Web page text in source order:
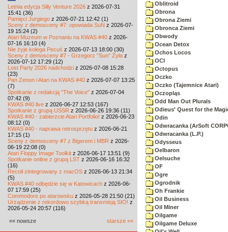
Letnia edycja Silly Venture 2026 z 2026-07-31
15:41 (36)
Pamięci Jurgiego z 2026-07-21 12:42 (1)
Sceny z demosceny #7: opowiada SuN z 2026-07-
19 15:24 (2)
Atari Muzeum w Poznaniu na KWAS #40 z 2026-
07-16 16:10 (4)
Nie żyje kolega Pecuś z 2026-07-13 18:00 (30)
Sceny z demosceny #7 - Grzegorz "Sun" Żyła z
2026-07-12 17:29 (12)
Lost Party 2026 nadchodzi z 2026-07-08 15:28
(23)
Pan Zenon i Atari na KWAS #40 z 2026-07-07 13:25
(7)
Spotkanie z redakcją "The Voice" z 2026-07-04
07:42 (9)
KWAS #40 live z 2026-06-27 12:53 (167)
Spotkanie z grupą USSR z 2026-06-26 19:36 (11)
KWAS #40 - zabierzcie Atari Portfolio! z 2026-06-23
08:12 (0)
KWAS #40 - naprawa retrosprzętu z 2026-06-21
17:15 (1)
Sceny z demosceny #7 z Bigerem i MBR z 2026-
06-19 22:08 (0)
Atari Floppy Image Toolkit z 2026-06-17 13:51 (9)
Spotkanie online z grupą LST z 2026-06-16 16:32
(16)
Recoil zintegrowany z macOS z 2026-06-13 21:34
(5)
KWAS #40 odbędzie się w Katowicach z 2026-06-
07 17:59 (25)
Commodore po atarowsku z 2026-05-28 21:50 (21)
Urządzenie z rekordowo szybką transmisją SIO! z
2026-05-24 20:57 (116)
«« nowsze starsze »»
Oblitroid
Obrona
Obrona Ziemi
Obronca Ziemi
Obwody
Ocean Detox
Ochos Locos
OCI
Octopus
Oczko
Oczko (Tajemnice Atari)
Oczopląs
Odd Man Out Plurals
Odieus' Quest for the
Odin
Odwracanka (ArSoft
Odwracanka (L.P.)
Odysseus
Oelbaron
Oelsuche
OF
Ogre
Ogrodnik
Oh Frankie
Oil Business
Oil Miner
Oilgame
Oilgame Deluxe